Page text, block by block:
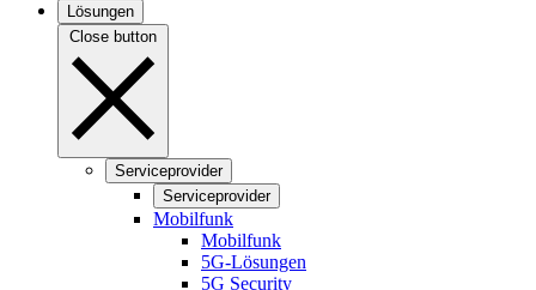
Lösungen
Close button
Serviceprovider
Serviceprovider
Mobilfunk
Mobilfunk
5G-Lösungen
5G Security